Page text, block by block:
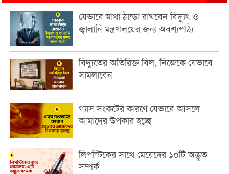
যেভাবে মাথা ঠান্ডা রাখবেন বিদ্যুৎ ও
জ্বালানি মন্ত্রণালয়ের জন্য অবশ্যপাঠ্য
বিদ্যুতের অতিরিক্ত বিল, নিজেকে যেভাবে
সামলাবেন
গ্যাস সংকটের কারণে যেভাবে আসলে
আমাদের উপকার হচ্ছে
লিপস্টিকের সাথে মেয়েদের ১০টি অদ্ভুত
সম্পর্ক